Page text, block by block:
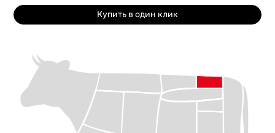
Купить в один клик